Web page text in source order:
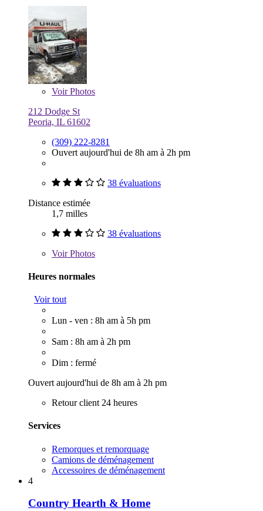
VoirPhotos
212 Dodge St
Peoria, IL 61602
(309) 222-8281
Ouvert aujourd'hui de 8h am à 2h pm
38 évaluations
Distance estimée
1,7 milles
38 évaluations
VoirPhotos
Heures normales
Voir tout
Lun - ven : 8h am à 5h pm
Sam : 8h am à 2h pm
Dim : fermé
Ouvert aujourd'hui de 8h am à 2h pm
Retour client 24 heures
Services
Remorques et remorquage
Camions de déménagement
Accessoires de déménagement
4
Country Hearth & Home